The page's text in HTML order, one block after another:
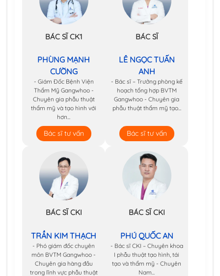
BÁC SĨ CK1
PHÙNG MẠNH
CƯỜNG
- Giám Đốc Bệnh Viện
Thẩm Mỹ Gangwhoo -
Chuyên gia phẫu thuật
thẩm mỹ và tạo hình với
hơn...
Bác sĩ tư vấn
BÁC SĨ
LÊ NGỌC TUẤN
ANH
- Bác sĩ – Trưởng phòng kế
hoạch tổng hợp BVTM
Gangwhoo - Chuyên gia
phẫu thuật thẩm mỹ tạo...
Bác sĩ tư vấn
BÁC SĨ CKI
TRẦN KIM THẠCH
- Phó giám đốc chuyên
môn BVTM Gangwhoo -
Chuyên gia hàng đầu
trong lĩnh vực phẫu thuật
BÁC SĨ CKI
PHÚ QUỐC AN
- Bác sĩ CKI – Chuyên khoa
I phẫu thuật tạo hình, tái
tạo và thẩm mỹ - Chuyên
Nam...